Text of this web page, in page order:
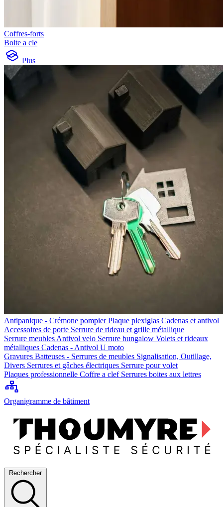
Coffres-forts
Boite a cle
Plus
Antipanique - Crémone pompierPlaque plexiglas Cadenas et antivol
Accessoires de porte Serrure de rideau et grille métallique
Serrure meubles Antivol velo Serrure bungalow Volets et rideaux
métalliques Cadenas - Antivol U moto
Gravures Batteuses - Serrures de meubles Signalisation, Outillage,
Divers Serrures et gâches électriques Serrure pour volet
Plaques professionnelle Coffre a clef Serrures boites aux lettres
Organigramme de bâtiment
Rechercher